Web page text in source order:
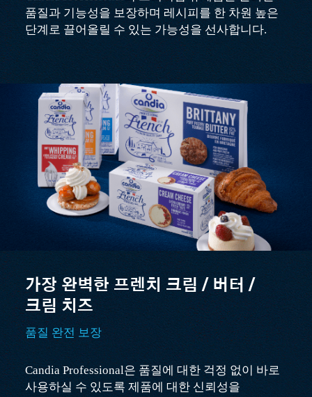
품질과 기능성을 보장하며 레시피를 한 차원 높은
단계로 끌어올릴 수 있는가능성을 선사합니다.
가장 완벽한 프렌치 크림 / 버터 /
크림 치즈
품질 완전 보장
Candia Professional은 품질에 대한 걱정 없이 바로
사용하실 수 있도록 제품에 대한 신뢰성을